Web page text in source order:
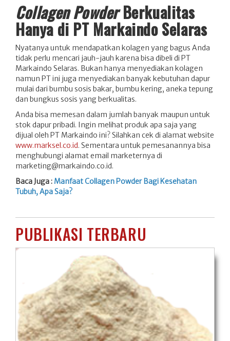
Collagen PowderBerkualitas
Hanya di PT Markaindo Selaras
Nyatanya untuk mendapatkan kolagen yang bagus Anda
tidak perlu mencari jauh-jauh karena bisa dibeli di PT
Markaindo Selaras. Bukan hanya menyediakan kolagen
namun PT ini juga menyediakan banyak kebutuhan dapur
mulai dari bumbu sosis bakar, bumbu kering, aneka tepung
dan bungkus sosis yang berkualitas.
Anda bisa memesan dalam jumlah banyak maupun untuk
stok dapur pribadi. Ingin melihat produk apa saja yang
dijual oleh PT Markaindo ini? Silahkan cek di alamat website
www.marksel.co.id. Sementara untuk pemesanannya bisa
menghubungi alamat email marketernya di
marketing@markaindo.co.id.
Baca Juga : Manfaat Collagen Powder Bagi Kesehatan
Tubuh, Apa Saja?
PUBLIKASI TERBARU